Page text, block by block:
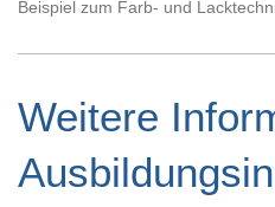
Beispiel zum Farb- und
Weitere